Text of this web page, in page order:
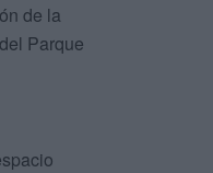
de la
Parque